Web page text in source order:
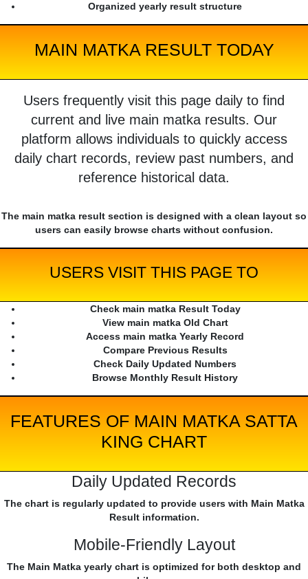
Organized yearly result structure
MAIN MATKA RESULT TODAY
Users frequently visit this page daily to find
current and live main matka results. Our
platform allows individuals to quickly access
daily chart records, review past numbers, and
reference historical data.
The main matka result section is designed with a clean layout so
users can easily browse charts without confusion.
USERS VISIT THIS PAGE TO
Check main matka Result Today
View main matka Old Chart
Access main matka Yearly Record
Compare Previous Results
Check Daily Updated Numbers
Browse Monthly Result History
FEATURES OF MAIN MATKA SATTA
KING CHART
Daily Updated Records
The chart is regularly updated to provide users with Main Matka
Result information.
Mobile-Friendly Layout
The Main Matka yearly chart is optimized for both desktop and